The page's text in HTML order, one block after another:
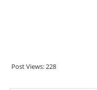
Post Views:228